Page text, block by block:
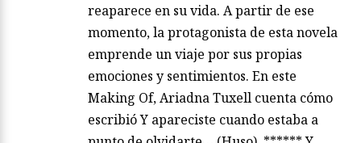
reaparece en su vida. A partir de ese
momento, la protagonista de esta novela
emprende un viaje por sus propias
emociones y sentimientos. En este
Making Of, Ariadna Tuxell cuenta cómo
escribió Y apareciste cuando estaba a